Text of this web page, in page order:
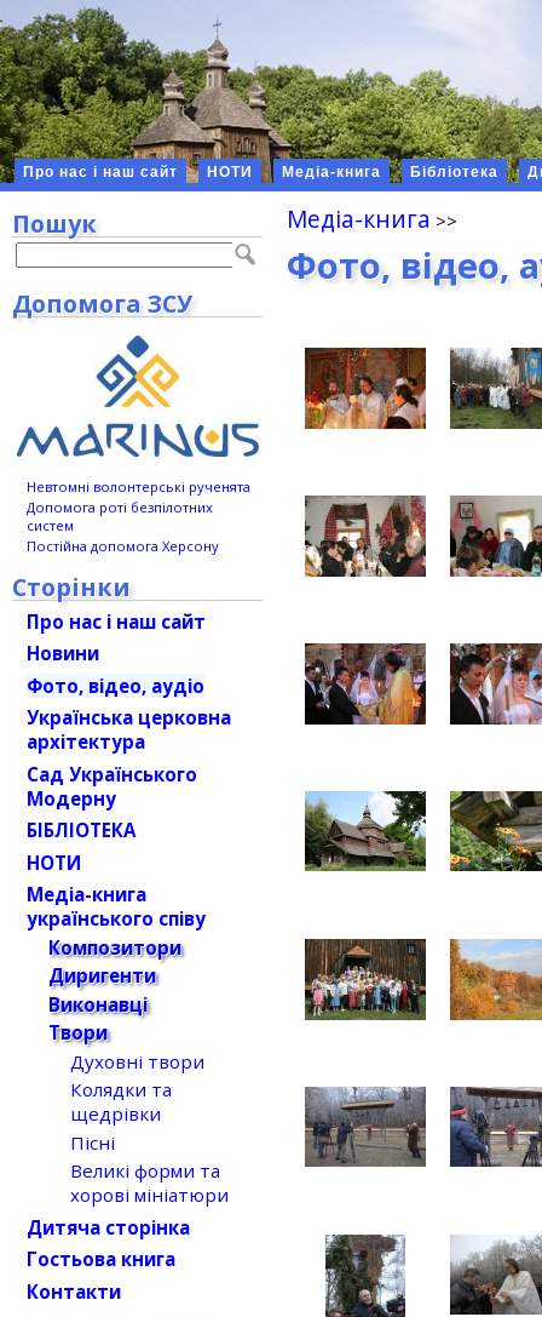
Про нас і наш сайт НОТИ Медіа-книга Бібліотека
Медіа-книга
Фото, відео,
Пошук
Допомога ЗСУ
Невтомні волонтерські рученята
Допомога роті безпілотних
систем
Постійна допомога Херсону
Сторінки
Про нас і наш сайт
Новини
Фото, відео, аудіо
Українська церковна
архітектура
Сад Українського
Модерну
БІБЛІОТЕКА
НОТИ
Медіа-книга
українського співу
Композитори
Диригенти
Виконавці
Твори
Духовні твори
Колядки та
щедрівки
Пісні
Великі форми та
хорові мініатюри
Дитяча сторінка
Гостьова книга
Контакти